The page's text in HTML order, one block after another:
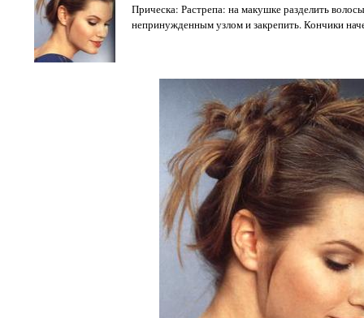
Прическа: Растрепа: на макушке разделить
непринужденным узлом и закрепить. Кончики